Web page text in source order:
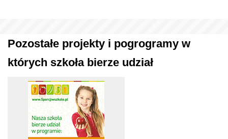
Pozostałe projekty i pogrogramy w
których szkoła bierze udział